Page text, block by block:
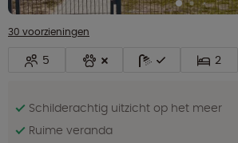
30 voorzieningen
5 2
Schilderachtig uitzicht op het meer
Ruime veranda